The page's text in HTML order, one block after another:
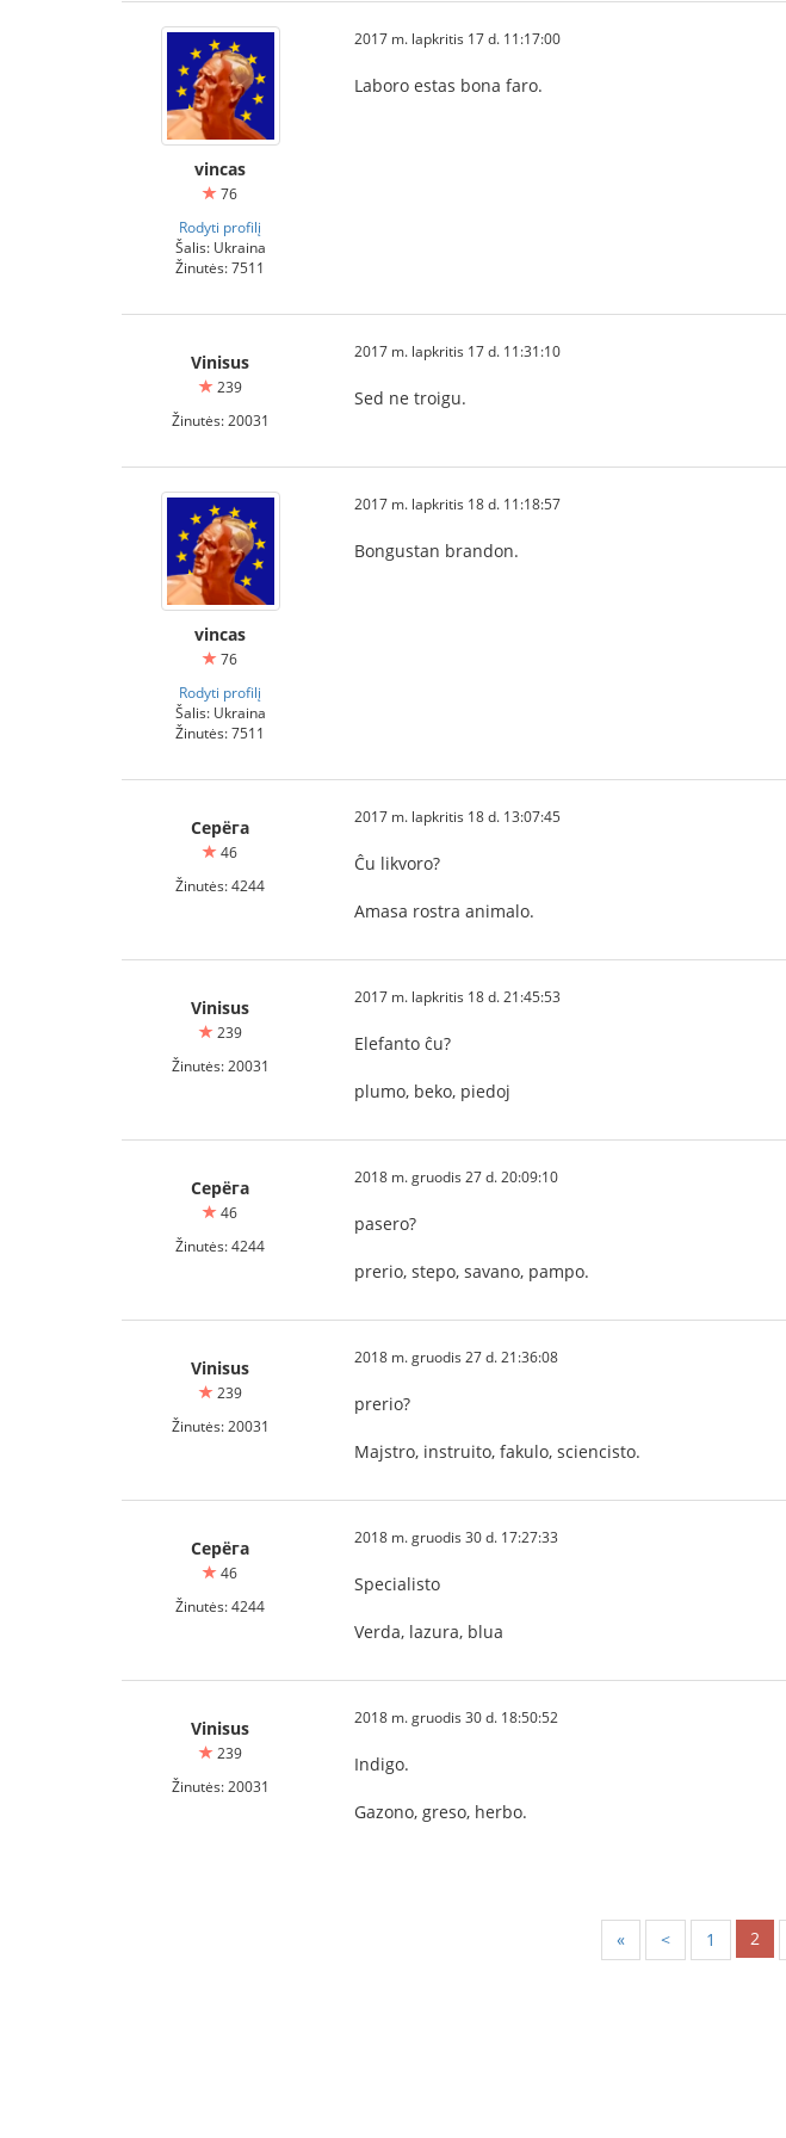
vincas
76
Rodyti profilį
Šalis: Ukraina
Žinutės: 7511
2017 m. lapkritis 17 d. 11:17:00
Laboro estas bona faro.
Vinisus
239
Žinutės: 20031
2017 m. lapkritis 17 d. 11:31:10
Sed ne troigu.
vincas
76
Rodyti profilį
Šalis: Ukraina
Žinutės: 7511
2017 m. lapkritis 18 d. 11:18:57
Bongustan brandon.
Серёга
46
Žinutės: 4244
2017 m. lapkritis 18 d. 13:07:45
Ĉu likvoro?
Amasa rostra animalo.
Vinisus
239
Žinutės: 20031
2017 m. lapkritis 18 d. 21:45:53
Elefanto ĉu?
plumo, beko, piedoj
Серёга
46
Žinutės: 4244
2018 m. gruodis 27 d. 20:09:10
pasero?
prerio, stepo, savano, pampo.
Vinisus
239
Žinutės: 20031
2018 m. gruodis 27 d. 21:36:08
prerio?
Majstro, instruito, fakulo, sciencisto.
Серёга
46
Žinutės: 4244
2018 m. gruodis 30 d. 17:27:33
Specialisto
Verda, lazura, blua
Vinisus
239
Žinutės: 20031
2018 m. gruodis 30 d. 18:50:52
Indigo.
Gazono, greso, herbo.
« < 1 2